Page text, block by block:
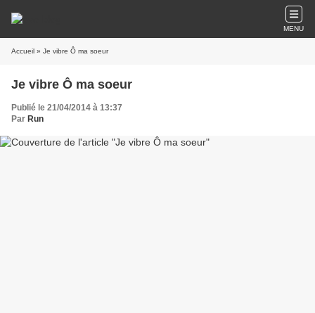
MENU
Accueil » Je vibre Ô ma soeur
Je vibre Ô ma soeur
Publié le 21/04/2014 à 13:37
Par Run